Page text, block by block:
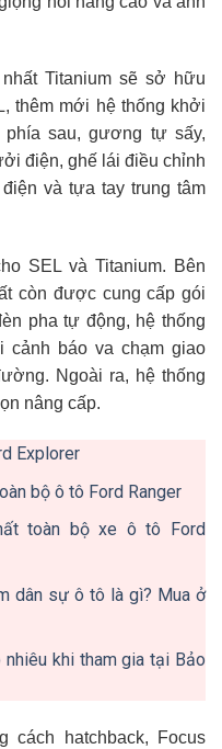
Titanium sẽ sở hữu
thêm mới hệ thống khởi
sau, gương tự sấy,
điện, ghế lái điều chỉnh
và tựa tay trung tâm
SEL và Titanium. Bên
còn được cung cấp gói
pha tự động, hệ thống
cảnh báo va chạm giao
Ngoài ra, hệ thống
nâng cấp.
Explorer
bộ ô tô Ford Ranger
toàn bộ xe ô tô Ford
dân sự ô tô là gì? Mua ở
khi tham gia tại Bảo
cách hatchback, Focus